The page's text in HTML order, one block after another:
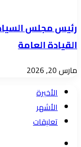
رئيس مجلس
القيادة العامة
مارس 20, 2026
الأخيرة
الأشهر
تعليقات